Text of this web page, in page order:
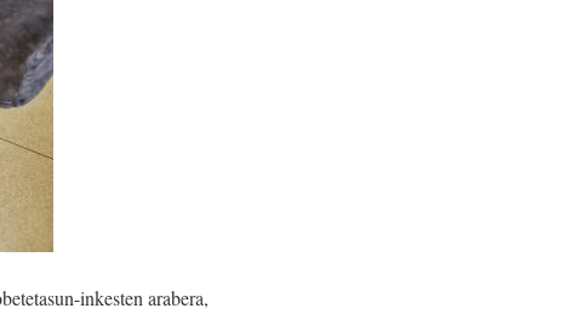
inkesten arabera,